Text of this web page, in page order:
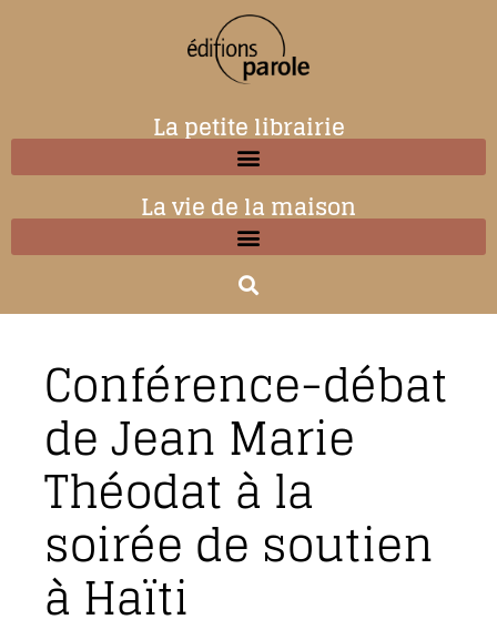
La petite librairie
La vie de la maison
Conférence-débat
de Jean Marie
Théodat à la
soirée de soutien
à Haïti